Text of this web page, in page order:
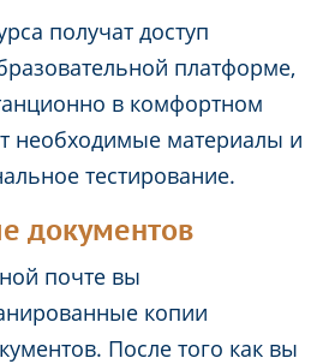
получат доступ
платформе,
в комфортном
необходимые материалы и
тестирование.
документов
почте вы
копии
После того как вы